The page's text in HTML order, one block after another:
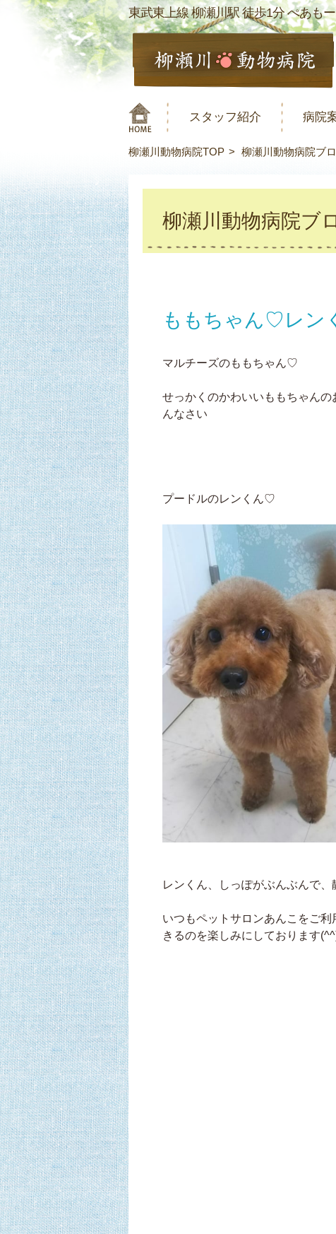
東武東上線 柳瀬川駅 徒歩1分 ぺあも
スタッフ紹介 病院
柳瀬川動物病院TOP 柳瀬川動物病院ブ
柳瀬川動物病院ブ
ももちゃん♡レン
マルチーズのももちゃん♡
せっかくのかわいいももちゃん
んなさい
プードルのレンくん♡
レンくん、しっぽがぶんぶんで
いつもペットサロンあんこをご
きるのを楽しみにしております